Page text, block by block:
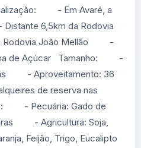
- Em Avaré, a
6,5km da Rodovia
Rodovia João Mellão -
de Açúcar Tamanho: -
- Aproveitamento: 36
de reserva nas
- Pecuária: Gado de
- Agricultura: Soja,
Feijão, Trigo, Eucalipto